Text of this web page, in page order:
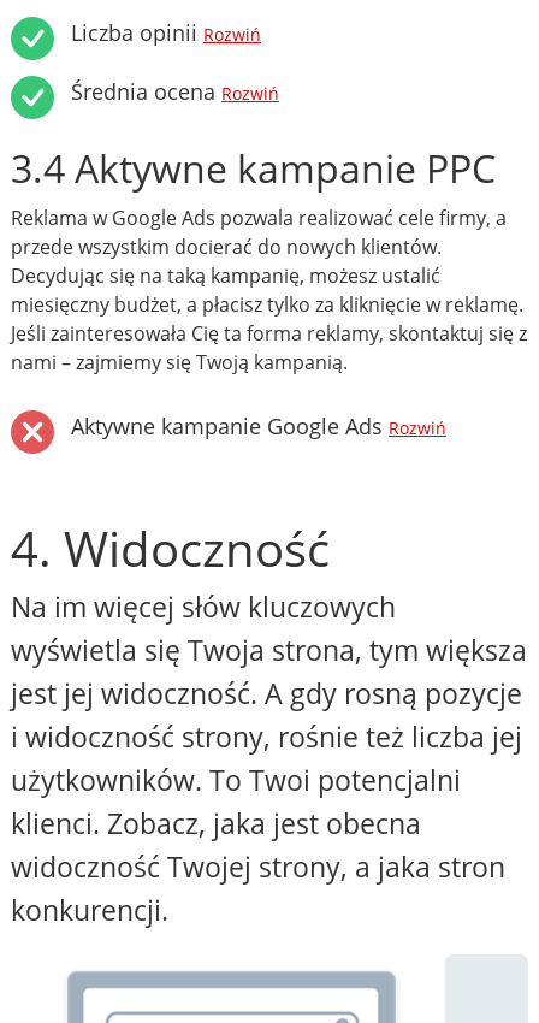
Liczba opinii Rozwiń
Średnia ocena Rozwiń
3.4 Aktywne kampanie PPC
Reklama w Google Ads pozwala realizować cele firmy, a
przede wszystkim docierać do nowych klientów.
Decydując się na taką kampanię, możesz ustalić
miesięczny budżet, a płacisz tylko za kliknięcie w reklamę.
Jeśli zainteresowała Cię ta forma reklamy, skontaktuj się z
nami – zajmiemy się Twoją kampanią.
Aktywne kampanie Google Ads Rozwiń
4. Widoczność
Na im więcej słów kluczowych
wyświetla się Twoja strona, tym większa
jest jej widoczność. A gdy rosną pozycje
i widoczność strony, rośnie też liczba jej
użytkowników. To Twoi potencjalni
klienci. Zobacz, jaka jest obecna
widoczność Twojej strony, a jaka stron
konkurencji.